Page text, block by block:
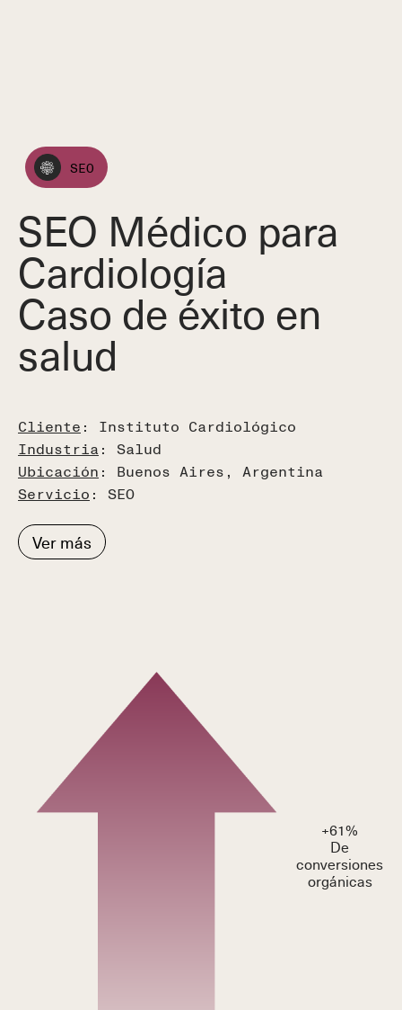
SEO
SEO Médico para
Cardiología
Caso de éxito en
salud
Cliente : Instituto Cardiológico
Industria: Salud
Ubicación : Buenos Aires, Argentina
Servicio : SEO
Ver más
+61%
De
conversiones
orgánicas